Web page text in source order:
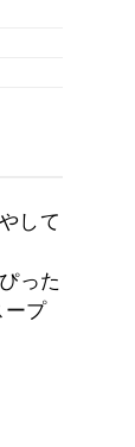
して
った
ープ